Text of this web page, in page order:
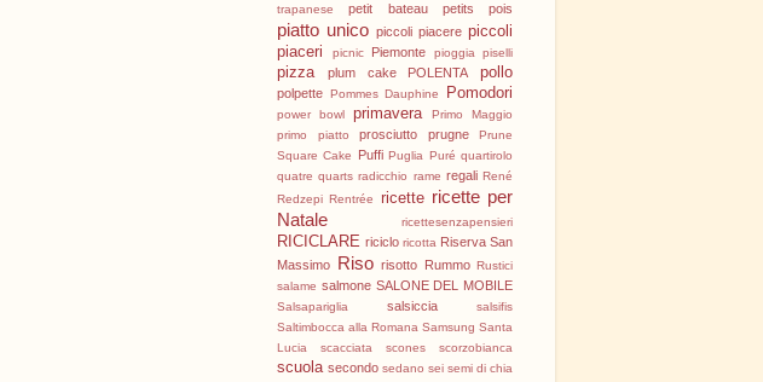
trapanese
petit bateau petits pois
piatto unico piccoli piacere piccoli
piaceri
picnic Piemonte pioggia piselli
pizza plum cake POLENTA pollo
polpette Pommes Dauphine Pomodori
power bowl primavera
Primo Maggio
primo piatto
prosciutto prugne
Prune
Square Cake
Puffi Puglia Puré quartirolo
quatre quarts radicchio rame regali René
Redzepi Rentrée ricette ricette per
Natale
ricettesenzapensieri
RICICLARE riciclo ricotta Riserva San
Massimo Riso risotto Rummo Rustici
salame salmone SALONE DEL MOBILE
Salsapariglia salsiccia
salsifis
Saltimbocca alla Romana Samsung Santa
Lucia
scacciata scones scorzobianca
scuola secondo sedano sei semi di chia